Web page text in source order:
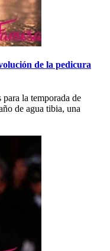
de la pedicura
la temporada de
de agua tibia, una